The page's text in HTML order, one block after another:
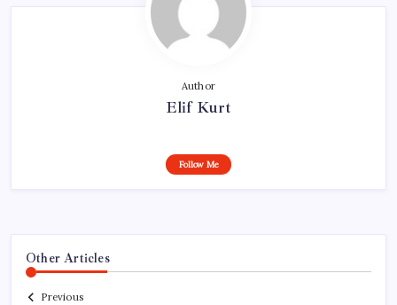
Author
Elif Kurt
Follow Me
Other Articles
Previous